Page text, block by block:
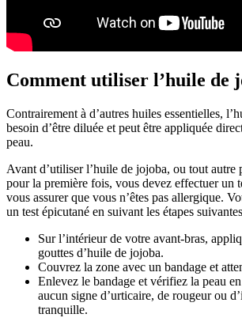
Comment utiliser l’huile de
Contrairement à d’autres huiles essentielles,
besoin d’être diluée et peut être appliquée
peau.
Avant d’utiliser l’huile de jojoba, ou tout autre
pour la première fois, vous devez effectuer un
vous assurer que vous n’êtes pas allergique.
un test épicutané en suivant les étapes
Sur l’intérieur de votre avant-bras,
gouttes d’huile de jojoba.
Couvrez la zone avec un bandage et
Enlevez le bandage et vérifiez la peau en
aucun signe d’urticaire, de rougeur ou
tranquille.